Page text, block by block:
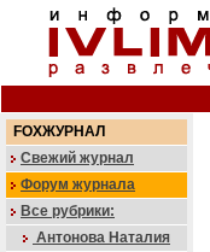
FOXЖУРНАЛ
Свежий журнал
Форум журнала
Все рубрики:
Антонова Наталия